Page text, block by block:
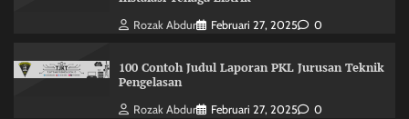
Rozak Abdur Februari 27, 2025 0
100 Contoh Judul Laporan PKL Jurusan Teknik
Pengelasan
Rozak Abdur Februari 27, 2025 0